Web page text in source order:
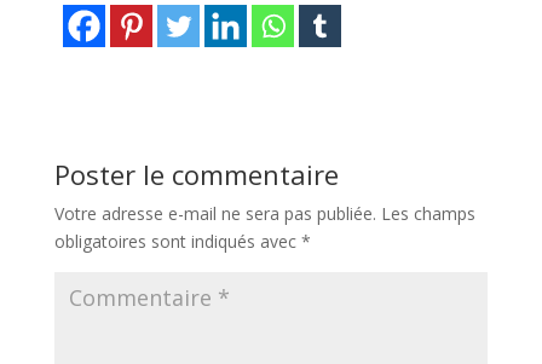
Poster le commentaire
Votre adresse e-mail ne sera pas publiée. Les champs
obligatoires sont indiqués avec *